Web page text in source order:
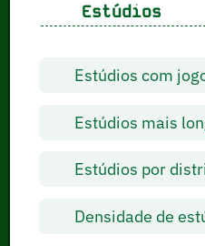
Estúdios
Estúdios com
Estúdios mais
Estúdios por
Densidade de